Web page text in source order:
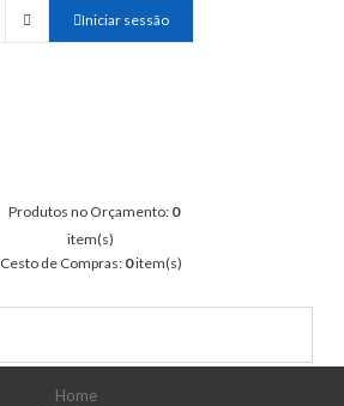
Iniciar sessão
Produtos no Orçamento: 0
item(s)
Cesto de Compras: 0item(s)
Home